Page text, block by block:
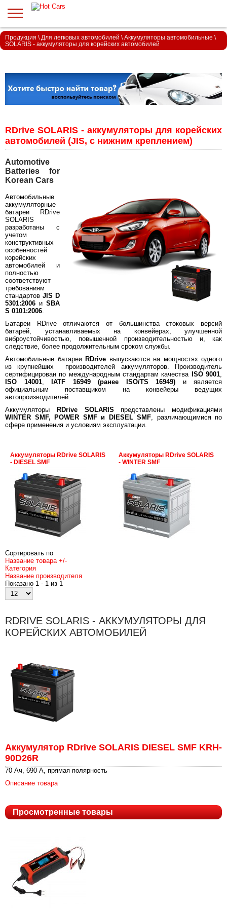
Продукция \ Для легковых автомобилей \ Аккумуляторы автомобильные \
SOLARIS - аккумуляторы для корейских автомобилей
RDrive SOLARIS - аккумуляторы для корейских
автомобилей (JIS, с нижним креплением)
Automotive
Batteries for
Korean Cars
Автомобильные
аккумуляторные
батареи RDrive
SOLARIS
разработаны с
учетом
конструктивных
особенностей
корейских
автомобилей и
полностью
соответствуют
требованиям
стандартов JIS D
5301:2006 и SBA
S 0101:2006
Батареи RDrive отличаются от большинства стоковых версий
батарей, устанавливаемых на конвейерах, улучшенной
виброустойчивостью, повышенной производительностью и, как
следствие, более продолжительным сроком службы.
Автомобильные батареи RDrive выпускаются на мощностях одного
из крупнейших производителей аккумуляторов. Производитель
сертифицирован по международным стандартам качества
ISO 9001
ISO 14001, IATF 16949 (ранее ISO/TS 16949) и является
официальным поставщиком на конвейеры ведущих
автопроизводителей.
Аккумуляторы
RDrive SOLARIS представлены модификациями
WINTER SMF, POWER SMF и DIESEL SMF , различающимися по
сфере применения и условиям эксплуатации.
Аккумуляторы RDrive SOLARIS
- DIESEL SMF
Аккумуляторы RDrive SOLARIS
- WINTER SMF
Сортировать по
Название товара +/-
Категория
Название производителя
Показано 1 - 1 из 1
RDRIVE SOLARIS - АККУМУЛЯТОРЫ ДЛЯ
КОРЕЙСКИХ АВТОМОБИЛЕЙ
Аккумулятор RDrive SOLARIS DIESEL SMF KRH-
90D26R
70 Ач, 690 А, прямая полярность
Описание товара
Просмотренные товары